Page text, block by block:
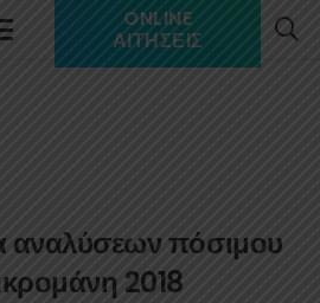
ONLINE
ΑΙΤΉΣΕΙΣ
αναλύσεων πόσιμου
2018